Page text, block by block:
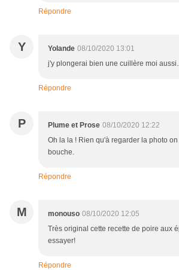
Répondre
Y Yolande 08/10/2020 13:01
j'y plongerai bien une cuillère moi
Répondre
P Plume et Prose 08/10/2020 12:22
Oh la la ! Rien qu'à regarder la photo
bouche.
Répondre
M monouso 08/10/2020 12:05
Très original cette recette de poire aux
essayer!
Répondre